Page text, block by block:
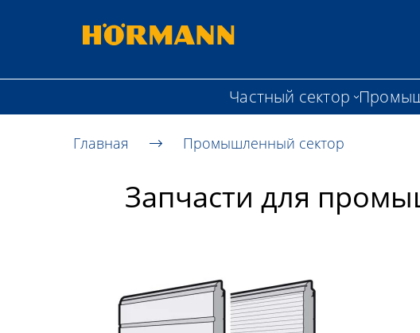
Частный сектор
Главная Промышленный сектор
Запчасти для